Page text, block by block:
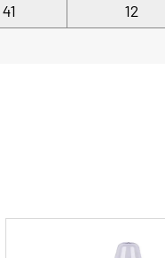
41 12